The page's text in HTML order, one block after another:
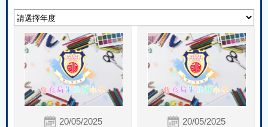
20/05/2025 20/05/2025